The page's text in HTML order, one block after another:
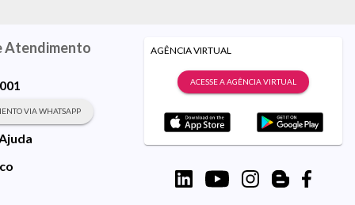
Atendimento
VIA WHATSAPP
AGÊNCIA VIRTUAL
ACESSE A AGÊNCIA VIRTUAL